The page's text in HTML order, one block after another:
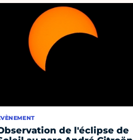
de l'éclipse de